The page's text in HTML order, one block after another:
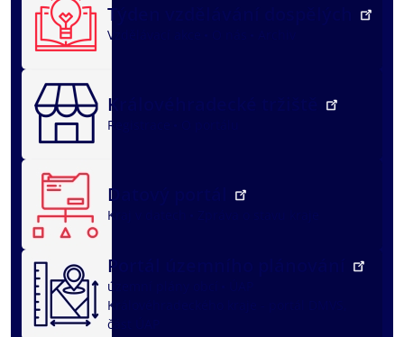
Týden vzdělávání dospělých
Vzdělávací akce
Královéhradecké tržiště
Registrace
Datový portál
Kraj v datech
Portál územního plánování
územní plány obcí
Královéhradeckého kraje - portál DMVS,
část ÚAP